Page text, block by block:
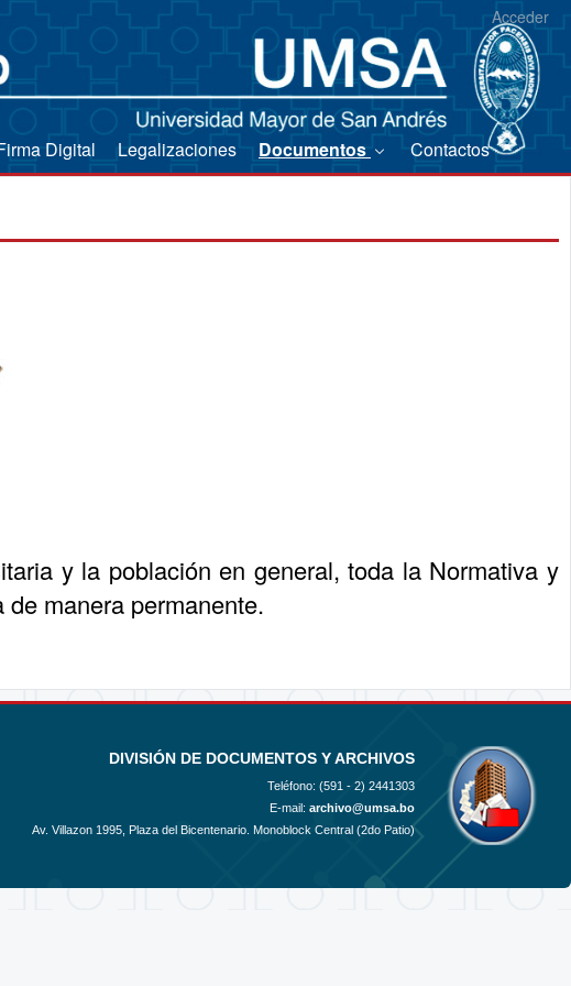
Acceder
Digital Legalizaciones Documentos Contactos
y la población en general, toda la Normativa y
manera permanente.
DIVISIÓN DE DOCUMENTOS Y ARCHIVOS
Teléfono: (591 - 2) 2441303
E-mail: archivo@umsa.bo
Av. Villazon 1995, Plaza del Bicentenario. Monoblock Central (2do Patio)